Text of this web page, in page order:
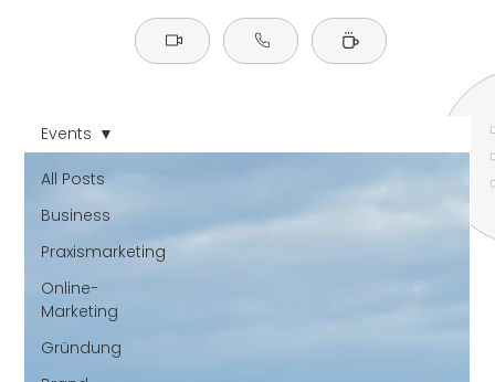
All Posts
Business
Praxismarketing
Online-
Marketing
Gründung
Events